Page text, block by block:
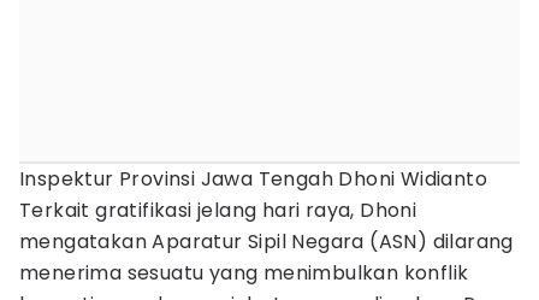
Inspektur Provinsi Jawa Tengah Dhoni Widianto
Terkait gratifikasi jelang hari raya, Dhoni
mengatakan Aparatur Sipil Negara (ASN) dilarang
menerima sesuatu yang menimbulkan konflik